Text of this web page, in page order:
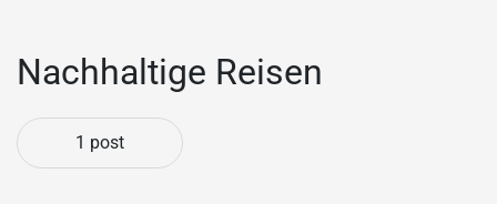
Nachhaltige Reisen
1 post